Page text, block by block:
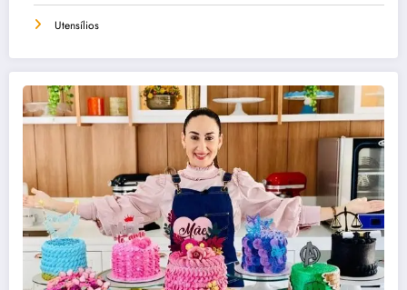
Utensílios